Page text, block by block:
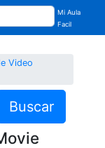
Mi Aula
Facil
Video
Buscar